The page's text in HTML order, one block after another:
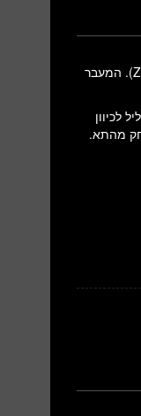
סליל ה-DNA אמור להיות סליל בעל כיוון ימני (תצורה B). כאשר הוא בעל כיוון שמאלי מדובר בתצורה פגומה שלו (תצורה Z). המעבר
לכיוון
מהתא.